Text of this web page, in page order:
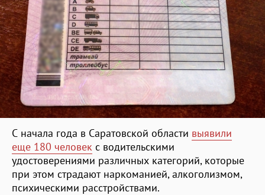
С начала года в Саратовской области выявили
еще 180 человек с водительскими
удостоверениями различных категорий, которые
при этом страдают наркоманией, алкоголизмом,
психическими расстройствами.